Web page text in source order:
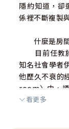
隱約知道，卻
係裡不斷複製
什麼是房間
目前任教於
知名社會學者
他歷久不衰
room〉中，
緘默與縱容。
看更多